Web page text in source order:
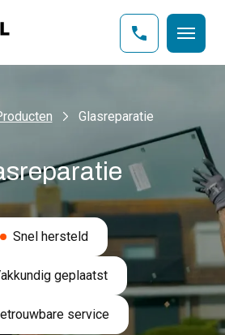
Glasreparatie
Snel hersteld
geplaatst
service